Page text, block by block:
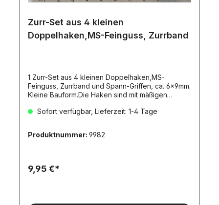
Zurr-Set aus 4 kleinen
Doppelhaken,MS-Feinguss, Zurrband
1 Zurr-Set aus 4 kleinen Doppelhaken,MS-
Feinguss, Zurrband und Spann-Griffen, ca. 6x9mm.
Kleine Bauform.Die Haken sind mit mäßigen
Wedico-Maßstab. Zur Herstellung von
kleine Doppelhaken ca.7x6x4mm,Art.9345 fertig
verschliffen2 Meter Zurrband, orange, ca.3mm
Feinguss.
Sofort verfügbar, Lieferzeit: 1-4 Tage
Produktnummer: 9982
9,95 €*